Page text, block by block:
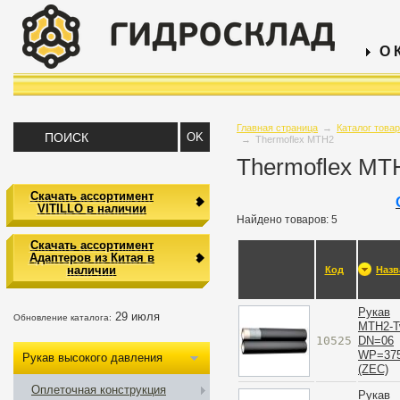
О
Главная страница →
Каталог
→ Thermoflex MTH2
Thermoflex
Найдено товаров: 5
Код
10525
Рукав
MTH2-
DN=06
(ZEC)
Рукав
Скачать ассортимент
VITILLO в наличии
Скачать ассортимент
Адаптеров из Китая в
наличии
Обновление каталога: 29 июля
Рукав высокого давления
Оплеточная конструкция